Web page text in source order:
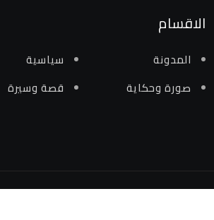
الاقسام
المدونة
سياسية
صورة وحكاية
قصة وسيرة